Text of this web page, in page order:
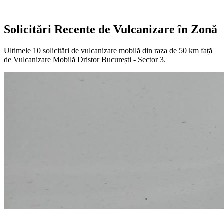
Solicitări Recente de Vulcanizare în Zonă
Ultimele 10 solicitări de vulcanizare mobilă din raza de 50 km față
de Vulcanizare Mobilă Dristor București - Sector 3.